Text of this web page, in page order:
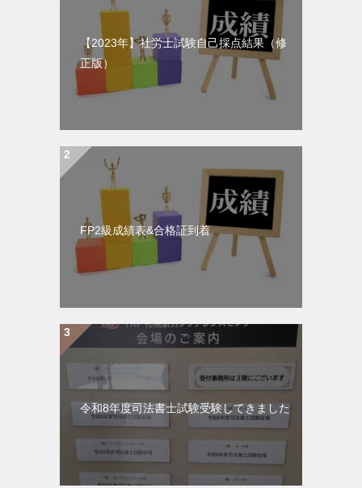
【2023年】社労士試験自己採点結果（修
正版）
FP2級成績表&合格証到着
令和8年度司法書士試験受験してきました